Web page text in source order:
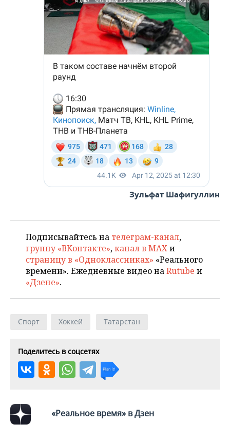
Зульфат Шафигуллин
Подписывайтесь на телеграм-канал,
группу «ВКонтакте»,канал в MAXи
страницу в «Одноклассниках» «Реального
времени». Ежедневные видео наRutube и
«Дзене».
Спорт Хоккей Татарстан
Поделитесь в соцсетях
«Реальное время» в Дзен